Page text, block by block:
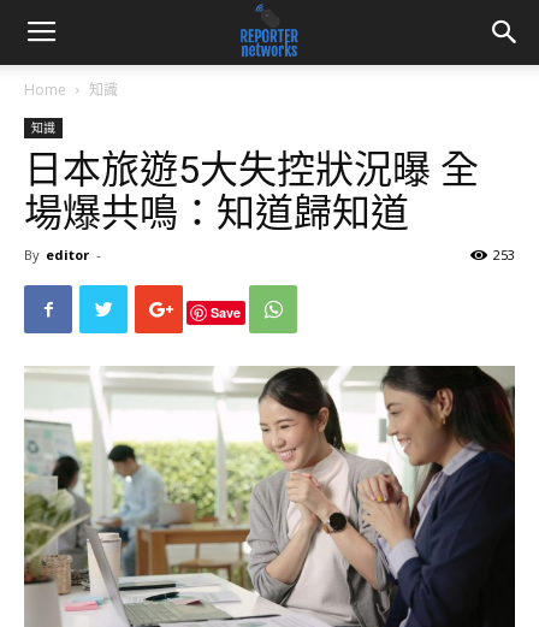
Home 知識
知識
日本旅遊5大失控狀況曝 全
場爆共鳴：知道歸知道
By editor - 253
Save